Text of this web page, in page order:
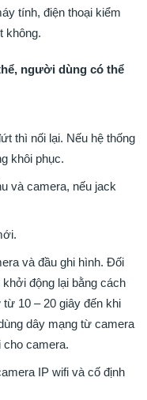
tính, điện thoại kiểm
không.
người dùng có thể
thì nối lại. Nếu hệ thống
khôi phục.
và camera, nếu jack
và đầu ghi hình. Đối
động lại bằng cách
10 – 20 giây đến khi
dây mạng từ camera
cho camera.
IP wifi và cố định